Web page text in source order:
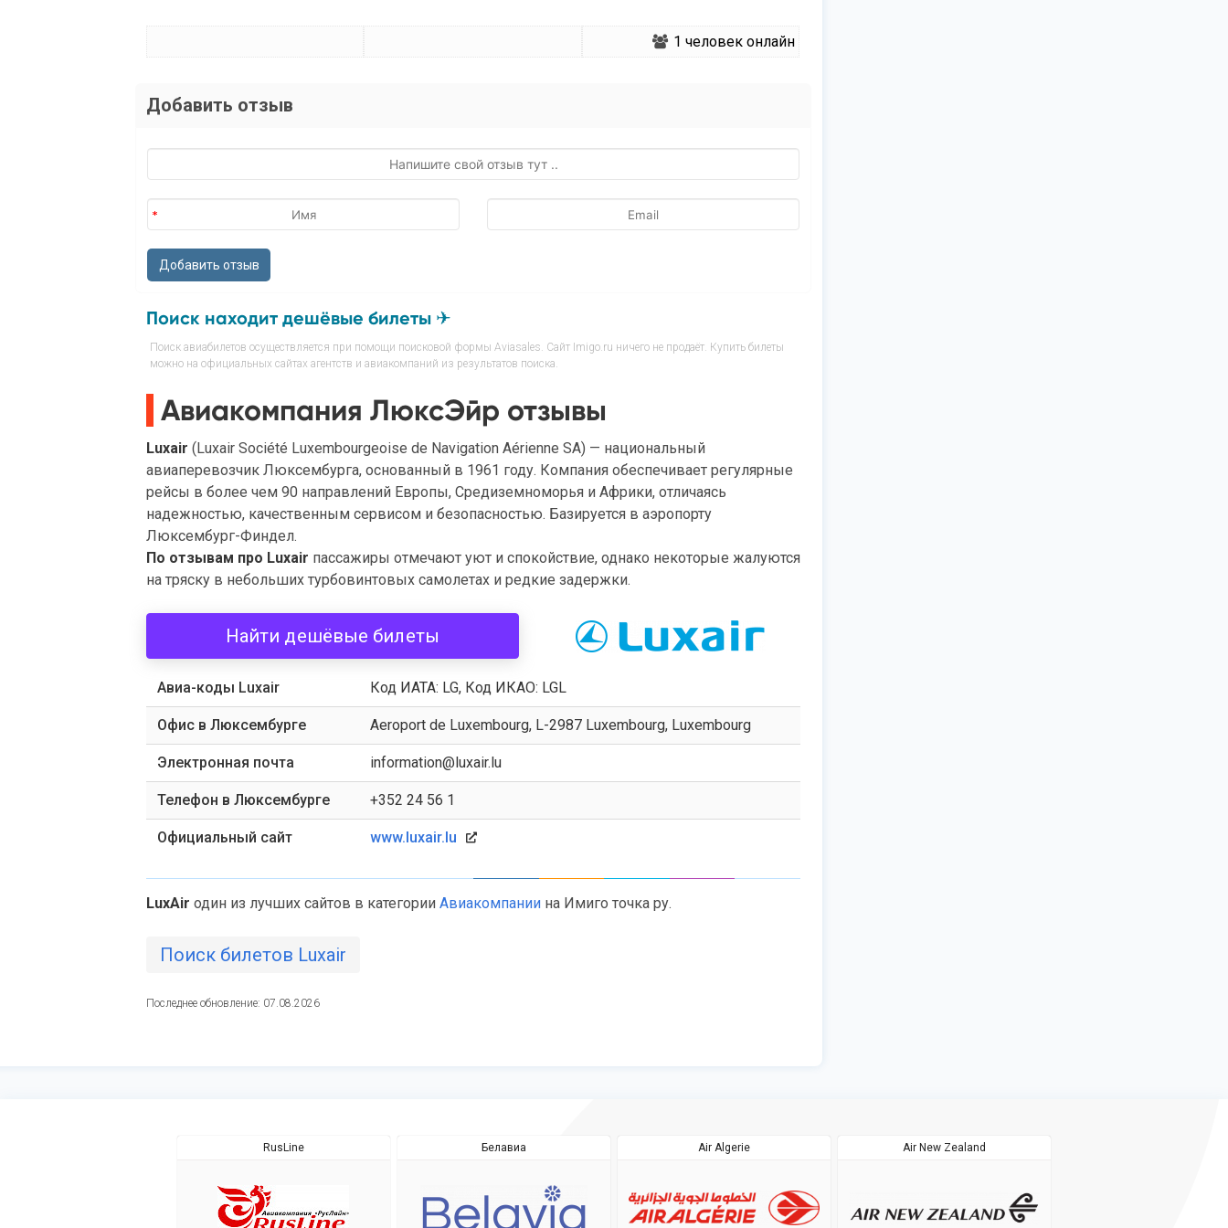
1 человек онлайн
Добавить отзыв
Поиск находит дешёвые билеты ✈
Поиск авиабилетов осуществляется при помощи поисковой формы Aviasales. Сайт Imigo.ru ничего не продаёт. Купить билеты
можно на официальных сайтах агентств и авиакомпаний из результатов поиска.
Авиакомпания ЛюксЭйр отзывы
Luxair (Luxair Société Luxembourgeoise de Navigation Aérienne SA) — национальный
авиаперевозчик Люксембурга, основанный в 1961 году. Компания обеспечивает регулярные
рейсы в более чем 90 направлений Европы, Средиземноморья и Африки, отличаясь
надежностью, качественным сервисом и безопасностью. Базируется в аэропорту
Люксембург-Финдел.
По отзывам про Luxair пассажиры отмечают уют и спокойствие, однако некоторые жалуются
на тряску в небольших турбовинтовых самолетах и редкие задержки.
Найти дешёвые билеты
Авиа-коды Luxair Код ИАТА: LG, Код ИКАО: LGL
Офис в Люксембурге Aeroport de Luxembourg, L-2987 Luxembourg, Luxembourg
Электронная почта information@luxair.lu
Телефон в Люксембурге +352 24 56 1
Официальный сайт www.luxair.lu
LuxAir один из лучших сайтов в категории Авиакомпании на Имиго точка ру.
Поиск билетов Luxair
Последнее обновление: 07.08.2026
RusLine Белавиа Air Algerie Air New Zealand